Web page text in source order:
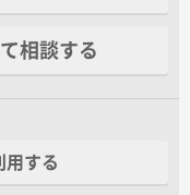
相談する
用する